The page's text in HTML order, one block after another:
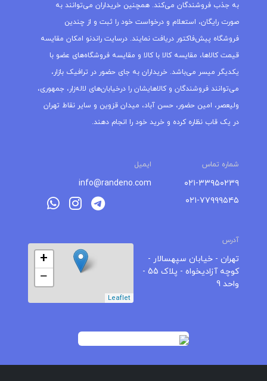
به جذب فروشندگان می‌کند. همچنین خریداران می‌توانند به
صورت رایگان، استعلام و درخواست خود را ثبت و از چندین
فروشگاه پیش‌فاکتور دریافت نمایند. درسایت راندنو امکان مقایسه
قیمت کالاها، مقایسه کالا با کالا و مقایسه فروشگاه‌های عضو با
یکدیگر میسر می‌باشد. خریداران به جای حضور در ترافیک بازار،
می‌توانند فروشندگان و کالاهایشان را درخیابان‌های لاله‌زار، جمهوری،
ولیعصر، امین حضور، حسن آباد، میدان قزوین و سایر نقاط تهران
در یک قاب نظاره کرده و خرید خود را انجام دهند.
شماره تماس ایمیل
۰۲۱-۳۳۹۵۰۲۳۹
۰۲۱-۷۷۹۹۹۵۴۵
info@randeno.com
آدرس
تهران - خیابان سپهسالار -
کوچه آزادیخواه - پلاک 55 -
واحد 9
+
−
Leaflet